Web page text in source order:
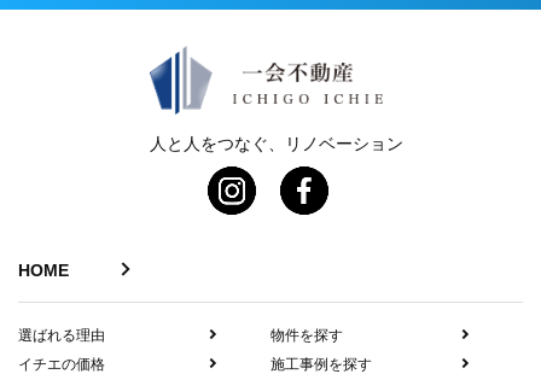
人と人をつなぐ、リノベーション
HOME
選ばれる理由
イチエの価格
物件を探す
施工事例を探す